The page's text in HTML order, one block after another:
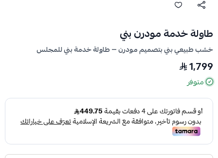
طاولة خدمة مودرن بني
خشب طبيعي بني بتصميم مودرن — طاولة خدمة بني للمجلس
1,799
متوفر